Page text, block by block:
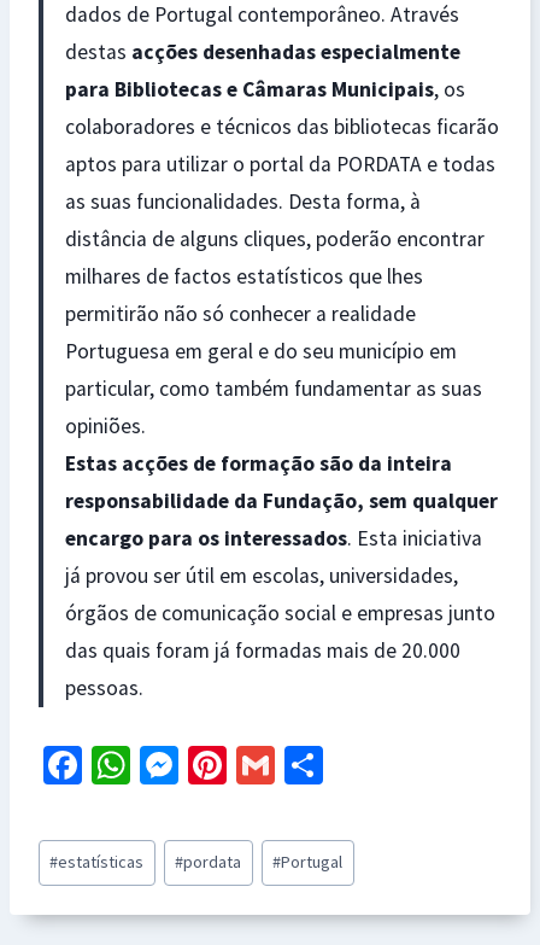
dados de Portugal contemporâneo. Através
destas acções desenhadas especialmente
para Bibliotecas e Câmaras Municipais, os
colaboradores e técnicos das bibliotecas ficarão
aptos para utilizar o portal da PORDATA e todas
as suas funcionalidades. Desta forma, à
distância de alguns cliques, poderão encontrar
milhares de factos estatísticos que lhes
permitirão não só conhecer a realidade
Portuguesa em geral e do seu município em
particular, como também fundamentar as suas
opiniões.
Estas acções de formação são da inteira
responsabilidade da Fundação, sem qualquer
encargo para os interessados. Esta iniciativa
já provou ser útil em escolas, universidades,
órgãos de comunicação social e empresas junto
das quais foram já formadas mais de 20.000
pessoas.
Fa
b
o
o
W
at
sA
p
M
se
n
ge
Pi
er
es
t
G
ai
l
ar
e
Post
Tags:
#estatísticas #pordata #Portugal